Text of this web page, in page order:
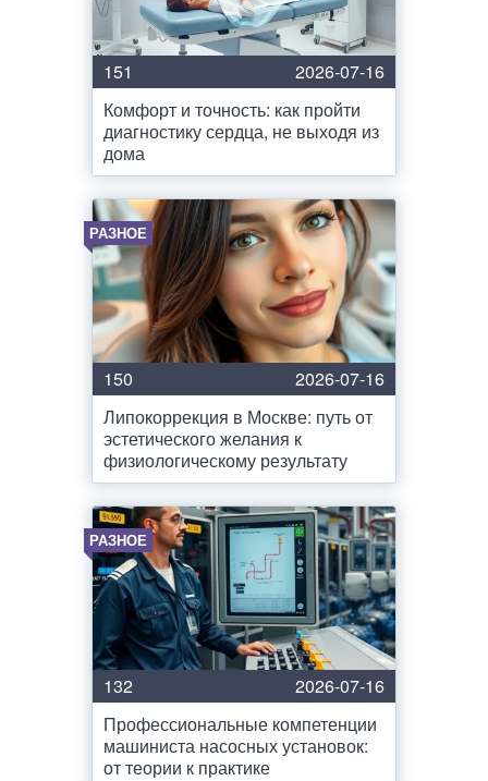
151
2026-07-16
Комфорт и точность: как пройти
диагностику сердца, не выходя из
дома
РАЗНОЕ
150
2026-07-16
Липокоррекция в Москве: путь от
эстетического желания к
физиологическому результату
РАЗНОЕ
132
2026-07-16
Профессиональные компетенции
машиниста насосных установок:
от теории к практике